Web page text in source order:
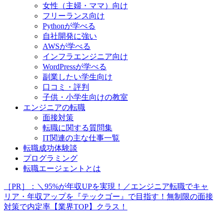
女性（主婦・ママ）向け
フリーランス向け
Pythonが学べる
自社開発に強い
AWSが学べる
インフラエンジニア向け
WordPressが学べる
副業したい学生向け
口コミ・評判
子供・小学生向けの教室
エンジニアの転職
面接対策
転職に関する質問集
IT関連の主な仕事一覧
転職成功体験談
プログラミング
転職エージェントとは
［PR］：＼95%が年収UPを実現！／エンジニア転職でキャ
リア・年収アップを『テックゴー』で目指す！無制限の面接
対策で内定率【業界TOP】クラス！